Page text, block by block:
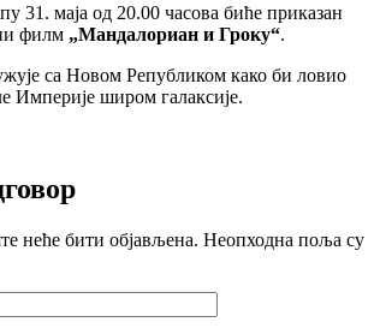
31. маја од 20.00 часова биће приказан
филм „Мандалориан и Гроку“.
са Новом Републиком како би ловио
Империје широм галаксије.
неће бити објављена. Неопходна поља су